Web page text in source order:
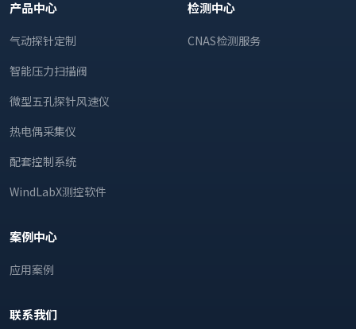
产品中心
气动探针定制
智能压力扫描阀
微型五孔探针风速仪
热电偶采集仪
配套控制系统
WindLabX测控软件
检测中心
CNAS检测服务
案例中心
应用案例
联系我们